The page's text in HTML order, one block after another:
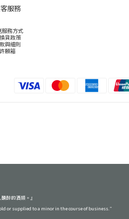
服務
服務方式
貨政策
與細則
許願箱
醉的酒類。』
or supplied to a minor in the course of business.”